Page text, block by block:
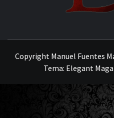
Copyright Manuel Fuentes
Tema: Elegant